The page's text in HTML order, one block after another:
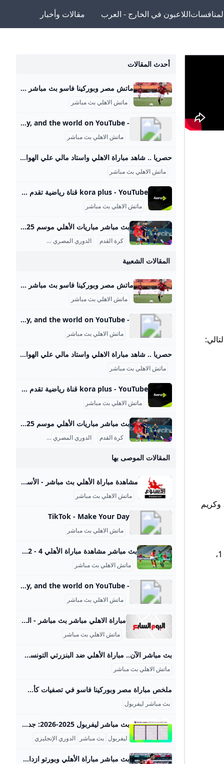
اللاعبون في الخارج - العرب مقالات وأخبار
وكريم
ومن المقرر أن تبدأ مباراة الأهلي والبنك في تمام الساعة الثامنة مساء بتوقيت القاهرة، وسيجري بث المواجهة عبر قناة أون سبورتس 1،
أحدث المقالات
ماتش مصر وبوركينا فاسو بث مباشر قناة ام بي سي مصر 2 من الممكن مشاهدة مباراة بوركينا فاسو ضد مصر بث مباشر اليوم عبر قنوات SSC السعودية وقنوات أون سبورت المصرية وقناة MBC MASR 2، وأيضًا عن طريق البث المباشر ماتش مصر وبوركينا فاسو بث مباشر قناة ام بي سي مصر 2 Published 16 ساعة agoon 2025-09-09By تركيا اليوموتقام المباراة على ملعب 4 أغسطس بالعاصمة واجادوجو، حيث يسعى الفراعنة إلى تحقيق الفوز وخطف بطاقة التأهل المباشر إلى النهائيات قبل جولتين من نهاية التصفيات، إذ سيرفع الانتصار رصيد المنتخب إلى 22 نقطة تضمن له العبور دون انتظار بقية النتائج.
ماتش الاهلي بث مباشر
- YouTube Enjoy the videos and music you love, upload original content, and share it all with friends, family, and the world on YouTube.
ماتش الاهلي بث مباشر
حصريا .. شاهد مباراة الاهلي واستاد مالي علي الهواء مباشرة عبر ياللاكورة يلاكورة اعضاء وزوار Yallakora.com الكرام، يسعد الموقع ان يبلغكم بأنه حصل بشكل حصري علي حقوق بث ونقل لقائي الاهلي والزمالك في دوري ابطال افريقيا علي الهواء مباشرة. مباريات الغد 06:11 م 14/05/2012 حصريا .. شاهد مباراة الاهلي واستاد مالي علي الهواء مباشرة عبر ياللاكورة تابعنا على كتب - فريق عمل ياللاكورة:اعضاء وزوار Yallakora.com الكرام، يسعد الموقع ان يبلغكم بأنه حصل بشكل حصري علي حقوق بث ونقل لقاء الأهلي واستاد مالي في دوري ابطال افريقيا علي الهواء مباشرة.
ماتش الاهلي بث مباشر
kora plus - YouTube قناة رياضية تقدم بث مباشر لمباريات الدوري وكأس مصر.. ومتابعة الأخبار الحصرية.. وبرامج متنوعة
ماتش الاهلي بث مباشر
بث مباشر مباريات الأهلي موسم 2025-2026 ماتش الأهلي بث مباشر هو حدث رياضي أساسي لعشاق كرة القدم في مصر والوطن العربي، حيث يحظى الفريق الجماهيري الكبير بتغطية إعلامية واهتمام واسع، خصوصًا في موسم 2025-2026 من الدوري المصري الممتاز. تتسم مباريات الأهلي هذا الموسم بالتنافسية والجدية بعد بداية متذبذبة كما يظهر من وضعيته الحالية في جدول الترتيب، حيث يسعى الفريق لاستعادة مستواه المتميز. مواعيد مباريات الأهلي تفصيليًا وفقًا لجدول مباريات الأهلي المعتمد من رابطة الأندية المصرية المحترفة، كان آخر لقاء جماهيري للأهلي في الدوري يوم 14 سبتمبر 2025 ضد إنبي على ملعب المقاولون العرب، في مباراة أقيمت ضمن الجولة السادسة.
كرة القدم الدوري المصري
المقالات الشعبية
ماتش مصر وبوركينا فاسو بث مباشر قناة ام بي سي مصر 2 من الممكن مشاهدة مباراة بوركينا فاسو ضد مصر بث مباشر اليوم عبر قنوات SSC السعودية وقنوات أون سبورت المصرية وقناة MBC MASR 2، وأيضًا عن طريق البث المباشر ماتش مصر وبوركينا فاسو بث مباشر قناة ام بي سي مصر 2 Published 16 ساعة agoon 2025-09-09By تركيا اليوموتقام المباراة على ملعب 4 أغسطس بالعاصمة واجادوجو، حيث يسعى الفراعنة إلى تحقيق الفوز وخطف بطاقة التأهل المباشر إلى النهائيات قبل جولتين من نهاية التصفيات، إذ سيرفع الانتصار رصيد المنتخب إلى 22 نقطة تضمن له العبور دون انتظار بقية النتائج.
ماتش الاهلي بث مباشر
- YouTube Enjoy the videos and music you love, upload original content, and share it all with friends, family, and the world on YouTube.
ماتش الاهلي بث مباشر
حصريا .. شاهد مباراة الاهلي واستاد مالي علي الهواء مباشرة عبر ياللاكورة يلاكورة اعضاء وزوار Yallakora.com الكرام، يسعد الموقع ان يبلغكم بأنه حصل بشكل حصري علي حقوق بث ونقل لقائي الاهلي والزمالك في دوري ابطال افريقيا علي الهواء مباشرة. مباريات الغد 06:11 م 14/05/2012 حصريا .. شاهد مباراة الاهلي واستاد مالي علي الهواء مباشرة عبر ياللاكورة تابعنا على كتب - فريق عمل ياللاكورة:اعضاء وزوار Yallakora.com الكرام، يسعد الموقع ان يبلغكم بأنه حصل بشكل حصري علي حقوق بث ونقل لقاء الأهلي واستاد مالي في دوري ابطال افريقيا علي الهواء مباشرة.
ماتش الاهلي بث مباشر
kora plus - YouTube قناة رياضية تقدم بث مباشر لمباريات الدوري وكأس مصر.. ومتابعة الأخبار الحصرية.. وبرامج متنوعة
ماتش الاهلي بث مباشر
بث مباشر مباريات الأهلي موسم 2025-2026 ماتش الأهلي بث مباشر هو حدث رياضي أساسي لعشاق كرة القدم في مصر والوطن العربي، حيث يحظى الفريق الجماهيري الكبير بتغطية إعلامية واهتمام واسع، خصوصًا في موسم 2025-2026 من الدوري المصري الممتاز. تتسم مباريات الأهلي هذا الموسم بالتنافسية والجدية بعد بداية متذبذبة كما يظهر من وضعيته الحالية في جدول الترتيب، حيث يسعى الفريق لاستعادة مستواه المتميز. مواعيد مباريات الأهلي تفصيليًا وفقًا لجدول مباريات الأهلي المعتمد من رابطة الأندية المصرية المحترفة، كان آخر لقاء جماهيري للأهلي في الدوري يوم 14 سبتمبر 2025 ضد إنبي على ملعب المقاولون العرب، في مباراة أقيمت ضمن الجولة السادسة.
كرة القدم الدوري المصري
المقالات الموصى بها
مشاهدة مباراة الأهلي بث مباشر - الأسبوع الأسبوع.. بوابة إلكترونية شاملة تقدم أخبار مصر العاجلة وأخبار اليوم على جميع الأصعدة المحلية والعربية والعالمية لحظة بلحظة.. تصدر عن جريدة الأسبوع للصحافة والطباعة والنشر.. رئيس مجلس الإدارة عبد الحميد بكري ورئيس التحرير مصطفى بكري الريـاضـة السبت, 7 ديسمبر, 2024 كولر: الظروف المناخية أثرت على لاعبي الأهلي أمام أورلاندو أكد مارسيل كولر، المدير الفني للفريق الأول لكرة القدم بالنادي الأهلي، أن الأحمر حصد نقطة. اقرأ المزيدأهم الأخبار- السبت, 7 ديسمبر, 2024 الأهلي يفرض التعادل السلبي على أورلاندو في عُقر داره بأبطال إفريقيا الاهلي.
ماتش الاهلي بث مباشر
TikTok - Make Your Day
ماتش الاهلي بث مباشر
بث مباشر مشاهدة مباراة الأهلي 4 - 2 المصري في دوري نايل.. انتهت - كورة بلس ‘يقدم موقع كورة بلس خدمة البث المباشر لأحداث مباراة الأهلي ضد نظيره المصري، مساء اليوم الخميس، في إطار الجولة الخامسة من الدور الحاسم لبطولة الدوري المصري الممتاز “دوري نايل”. ' أخبار مصرية محترفون ميركاتو مقالات الدوري المصري كأس مصر دوري القسم الثاني كأس الرابطة عاجل بلس الاستوديو التحليلي تاتش سكرين بوكسينج داي أبطال بلس فوتبول شات VAR بلس فيديوهات الدوري المصري فيديوجراف الدوري الإنجليزي الممتاز الدوري الإسباني الدوري الايطالي الدوري الالماني
ماتش الاهلي بث مباشر
- YouTube Enjoy the videos and music you love, upload original content, and share it all with friends, family, and the world on YouTube.
ماتش الاهلي بث مباشر
مباراة الاهلي مباشر بث مباشر - اليوم السابع مفاجأة.. بيراميدز يزاحم الأهلى على ضم مصطفى العش من زد الخميس، 16 يناير 2025 11:00 م دخل مسئولي نادى بيراميدز في مفاوضات قوية مع مصطفى العش مدافع الفريق لضمه خلال فترة الانتقالات الشتوية الحالية رغم اقترابه من الأهلى موعد مباراة الأهلي وباتشوكا المكسيكي في كأس الإنتر كونتيننتال الخميس، 12 ديسمبر 2024 10:10 م موعد مباراة الأهلي وباتشوكا المكسيكي بات يشغل اهتمام جماهير النادي الأهلي بأعتبار أن هذه المواجهة هامة جدا في رحلة المارد الأحمر بكاس العالم للقارات الإنتر كونتيننتال.
ماتش الاهلي بث مباشر
بث مباشر الآن.. مباراة الأهلي ضد البنزرتي التونسي (الاستوديو التحليلي) المصري اليوم بث مباشر مباراة الأهلي ضد البنزرتي التونسي اليوم، وكذلك القنوات الناقلة مباشر لمبارة الأهلي والبنزرتي التونسي، يتزايد البحث عنها بكثرة على محرك البحث «جوجل» خلال الساعات القليلة الماضية،… كيفية مشاهدة مباراة الأهلي اليوم ضد البنزرتي التونسي؟ الجمعة 25-07-2025 17:43 | كتب: أحمد خيري | الأهلي - صورة أرشيفية تصوير : آخرون بث مباشر مباراة الأهلي ضد البنزرتي التونسي اليوم، وكذلك القنوات الناقلة مباشر لمبارة الأهلي والبنزرتي التونسي، يتزايد البحث عنها بكثرة على محرك البحث «جوجل» خلال الساعات القليلة الماضية، وبالأخص من جانب عشاق ومحبي المارد الأحمر والجماهير التونسية، وذلك من أجل متابعة ومشاهدة مباراة الأهلي والبنزرتي التونسي، والتي ستجمع بينهما مساء اليوم الجمعة، في إطار ودي، استعدادًا للموسم الكروي الجديد.
ماتش الاهلي بث مباشر
ملخص مباراة مصر وبوركينا فاسو في تصفيات كأس العالم المصري اليوم مباشر مباراة مصر وبوركينا فاسو اليوم الثلاثاء، في إطار منافسات تصفيات كأس العالم 2026 بالإضافة إلى كيفية مشاهدة مباراة بوركينا فاسو ضد مصر مباشر في القمة المرتقبة،… كيفية مشاهدة مباراة منتخب مصر مباشر اليوم؟ الثلاثاء 09-09-2025 18:03 | كتب: أحمد جمعة الطويل, عمرو الصاوي | مباشر مباراة مصر وبوركينا فاسو اليوم (0-0) في تصفيات كأس العالم تصوير : محمد شكري الجرنوسي فرض منتخب مصر الأول لكرة القدم مساء اليوم الثلاثاء، التعادل السلبي على مضيفه بوركينا فاسو في إطار منافسات تصفيات كأس العالم 2026، والمقرر إقامته في دول الولايات المتحدة الأمريكية والمكسيك وكندا.
بث مباشر ليفربول
بث مباشر ليفربول 2025-2026: جدول المباريات وأفضل القنوات إليكم مقالة مفصلة مكتوبة باللغة العربية عن موضوع “بث مباشر ليفربول” مع معلومات شاملة وأمثلة دقيقة: بث مباشر ليفربول: دليلك الشامل لمتابعة مباريات الريدز في موسم 2025-2026 مواعيد مباريات ليفربول في الدوري الإنجليزي الممتاز 2025-2026 يبدأ ليفربول موسم الدوري الإنجليزي الممتاز 2025-2026 بمواجهة مثيرة ضد بورنموث يوم الجمعة 15 أغسطس 2025 على ملعب أنفيلد، في أول مباراة دفاع عن اللقب بعد تتويجه في الموسم السابق. وينتهي موسم الدوري في 24 مايو 2026 بمواجهة بيرنتفورد أيضاً على ملعب أنفيلد.
ليفربول بث مباشر الدوري الإنجليزي
بث مباشر مباراة الأهلي وبورتو ازدات عمليات البحث عن عباراة بث مباشر مباراة الأهلي وبورتو، بث مباشر مباراة الأهلي وبورتو في كأس العالم للأندية 2025، مشاهدة مباراة الأهلي بث مباشر، القنوات الناقلة لمباراة الأهلي ضد بورتوبشكل ملحوظ قبل انطلاق المباراة المرتقبة بين الأهلي المصري وبورتو البرتغالي في ختام دور المجموعات من بطولة كأس العالم للأندية 2025. كتب/ أشرف بدوي الثلاثاء 24/يونيو/2025 - 03:17 ص الأهلي facebooktwitterwhatsx facebooktwitterrss feed ازدات عمليات البحث عن عباراة بث مباشر مباراة الأهلي وبورتو، بث مباشر مباراة الأهلي وبورتو في كأس العالم للأندية 2025، مشاهدة مباراة الأهلي بث مباشر، القنوات الناقلة لمباراة الأهلي ضد بورتوبشكل ملحوظ قبل انطلاق المباراة المرتقبة بين الأهلي وبورتو البرتغالي في ختام دور المجموعات من بطولة كأس العالم للأندية 2025.